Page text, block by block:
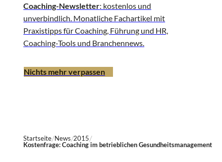
Coaching-Newsletter: kostenlos und
unverbindlich. Monatliche Fachartikel mit
Praxistipps für Coaching, Führung und HR,
Coaching-Tools und Branchennews.
Nichts mehr verpassen
Startseite News 2015
Kostenfrage: Coaching im betrieblichen Gesundheitsmanagement